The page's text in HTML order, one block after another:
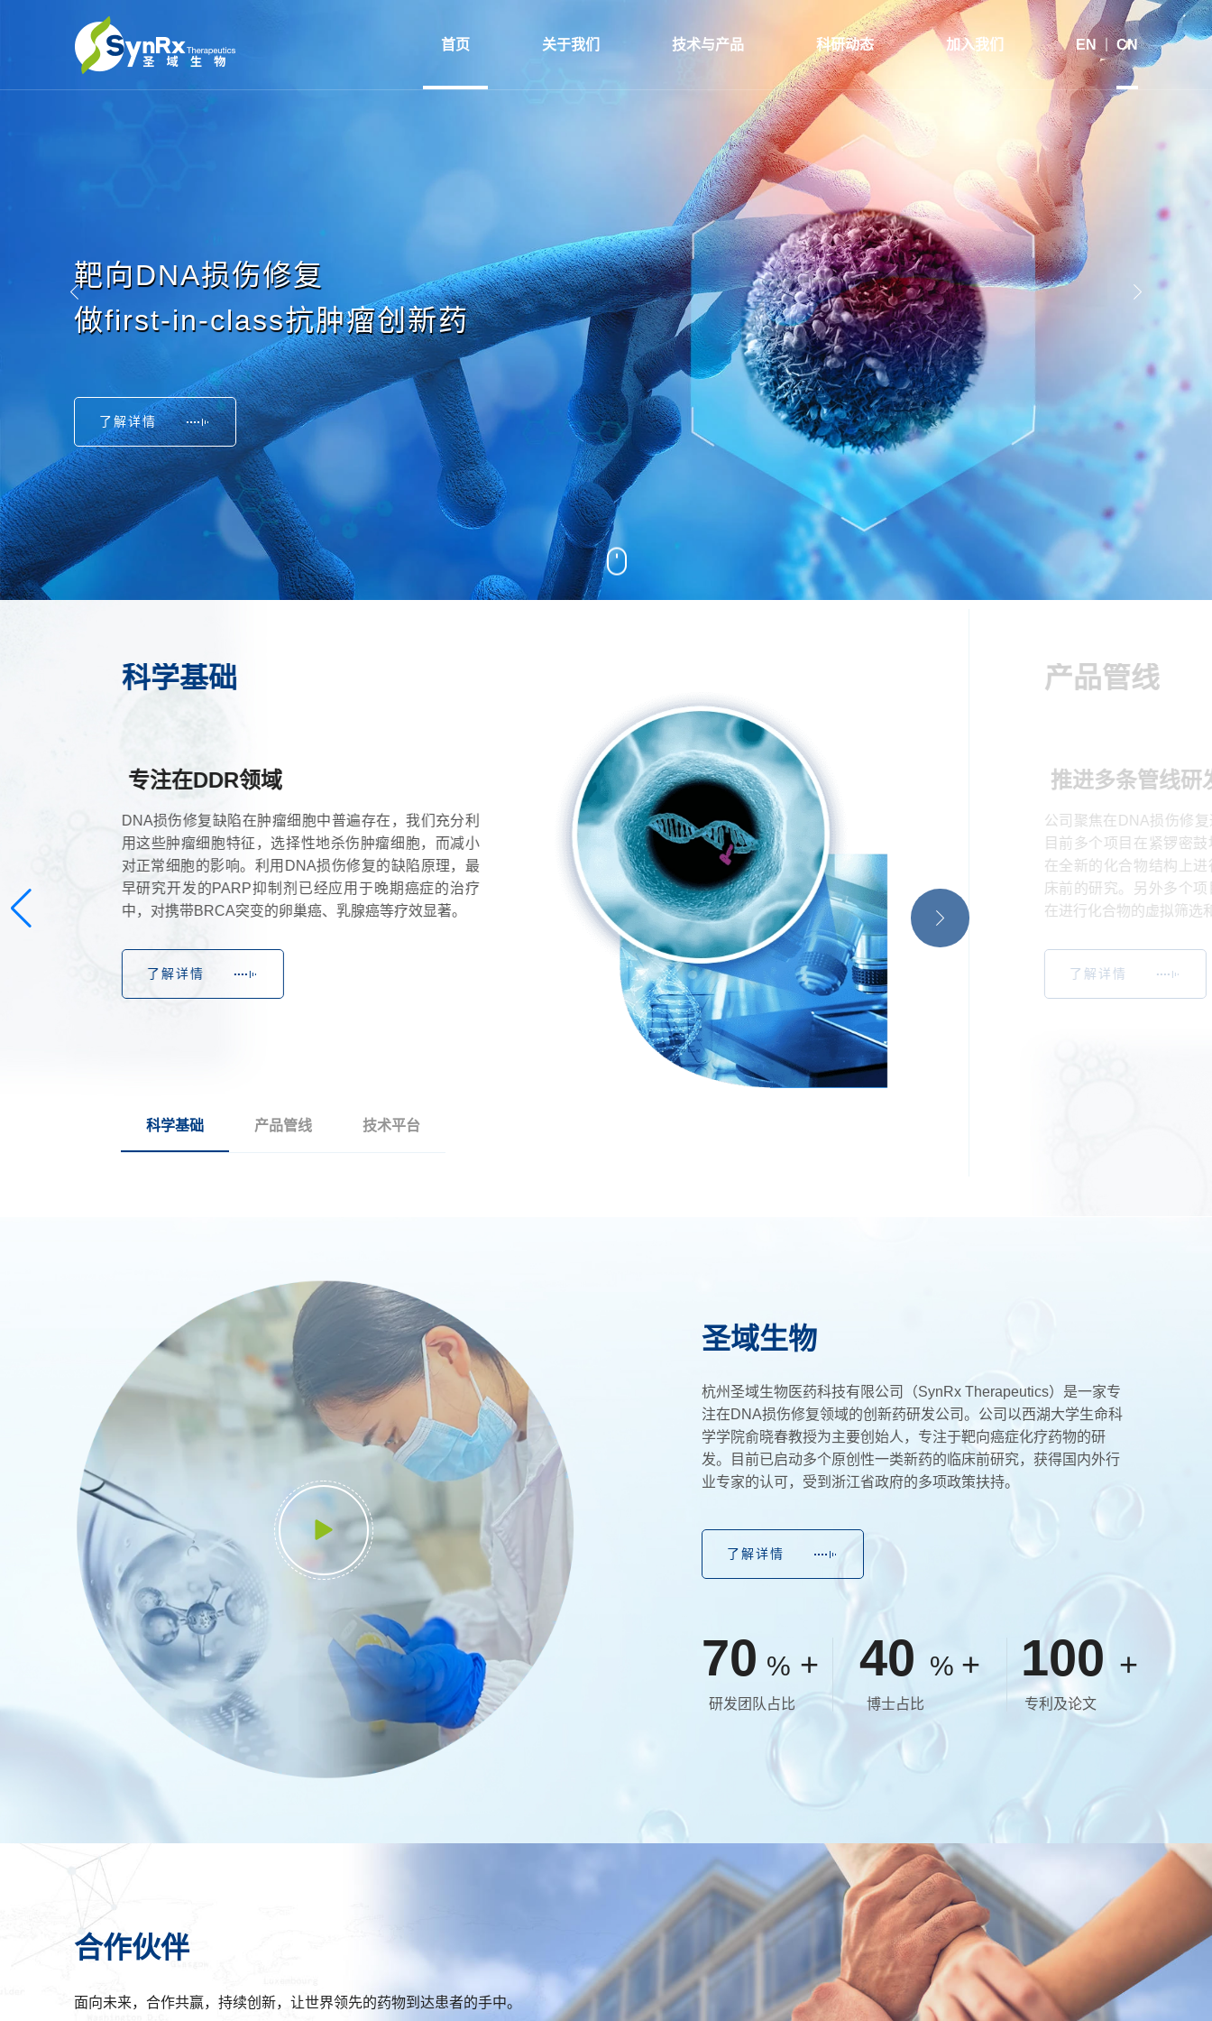
首页 关于我们 技术与产品 科研动态 加入我们 EN CN
靶向DNA损伤修复
做first-in-class抗肿瘤创新药
了解详情
科学基础
专注在DDR领域
DNA损伤修复缺陷在肿瘤细胞中普遍存在，我们充分利
用这些肿瘤细胞特征，选择性地杀伤肿瘤细胞，而减小
对正常细胞的影响。利用DNA损伤修复的缺陷原理，最
早研究开发的PARP抑制剂已经应用于晚期癌症的治疗
中，对携带BRCA突变的卵巢癌、乳腺癌等疗效显著。
了解详情
产品管线
推进多条管线研
公司聚焦在DNA损伤修
目前多个项目在紧锣密
在全新的化合物结构上
床前的研究。另外多个
在进行化合物的虚拟筛选
了解详情
科学基础 产品管线 技术平台
圣域生物
杭州圣域生物医药科技有限公司（SynRx Therapeutics）是一家专
注在DNA损伤修复领域的创新药研发公司。公司以西湖大学生命科
学学院俞晓春教授为主要创始人，专注于靶向癌症化疗药物的研
发。目前已启动多个原创性一类新药的临床前研究，获得国内外行
业专家的认可，受到浙江省政府的多项政策扶持。
了解详情
70 % +
研发团队占比
40 % +
博士占比
100 +
专利及论文
合作伙伴
面向未来，合作共赢，持续创新，让世界领先的药物到达患者的手中。